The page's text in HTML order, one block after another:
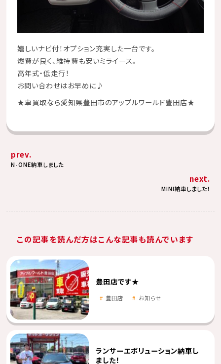
嬉しいナビ付！オプション充実した一台です。
燃費が良く、維持費も安いミライース。
高年式・低走行！
お問い合わせはお早めに♪
★車買取なら愛知県豊田市のアップルワールド豊田店★
prev.
N-ONE納車しました
next.
MINI納車しました！
この記事を読んだ方はこんな記事も読んでいます
豊田店です★
豊田店 お知らせ
ランサーエボリューション納車し
ました！